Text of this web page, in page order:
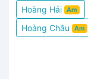
Hoàng Hải Am
Hoàng Châu Am